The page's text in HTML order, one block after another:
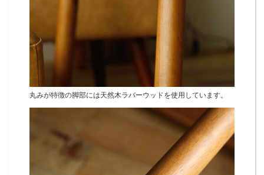
丸みが特徴の脚部には天然木ラバーウッドを使用しています。